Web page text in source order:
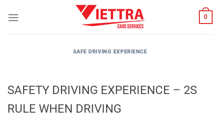
0
SAFE DRIVING EXPERIENCE
SAFETY DRIVING EXPERIENCE – 2S
RULE WHEN DRIVING